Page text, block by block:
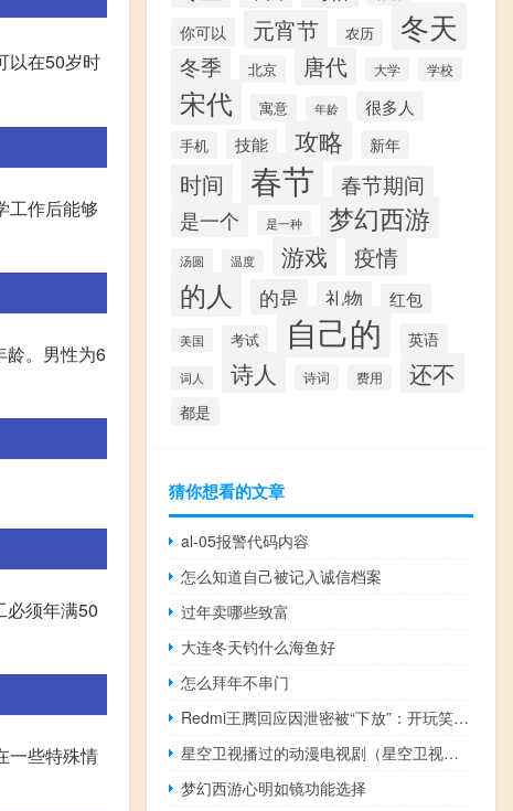
以在50岁时
工作后能够
龄。男性为6
必须年满50
一些特殊情
你可以 元宵节 农历 冬天
冬季 北京 唐代 大学 学校
宋代 寓意 年龄 很多人
手机 技能 攻略 新年
时间 春节 春节期间
是一个 是一种 梦幻西游
汤圆 温度 游戏 疫情
的人 的是 礼物 红包
美国 考试 自己的 英语
词人 诗人 诗词 费用 还不
都是
猜你想看的文章
al-05报警代码内容
怎么知道自己被记入诚信档案
过年卖哪些致富
大连冬天钓什么海鱼好
怎么拜年不串门
Redmi王腾回应因泄密被“下放”：开玩笑而已 轮岗是学习历练
星空卫视播过的动漫电视剧（星空卫视播过的动漫）
梦幻西游心明如镜功能选择